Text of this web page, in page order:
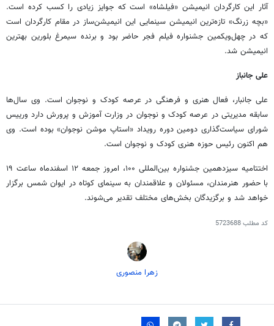
آثار این کارگردان انیمیشن «فیلشاه» است که جوایز زیادی را کسب کرده است.
«بچه زرنگ» تازه‌ترین انیمیشن سینمایی این انیمیشن‌ساز در مقام کارگردان است
که درچهل‌ویکمین جشنواره فیلم فجر حاضر بود و برنده سیمرغ بلورین بهترین
انیمیشن شد.
علی جانباز
علی جانبار، فعال هنری و فرهنگی در عرصه کودک و نوجوان است. وی سال‌ها
سابقه مدیریتی در عرصه کودک و نوجوان در وزارت آموزش و پرورش دارد ورییس
شورای سیاست‌گذاری دومین دوره رویداد «استاپ موشننوجوان» بوده است. وی
هم اکنون رئیس حوزه هنری کودک و نوجوان است.
اختتامیه سیزدهمین جشنواره بین‌المللی ۱۰۰، امروز جمعه ۱۲ اسفندماه ساعت ۱۹
با حضور هنرمندان، مسئولان و علاقمندان به سینمای کوتاه در ایوان شمس برگزار
خواهد شد و برگزیدگان بخش‌های مختلف تقدیر می‌شوند.
کد مطلب5723688
زهرا منصوری